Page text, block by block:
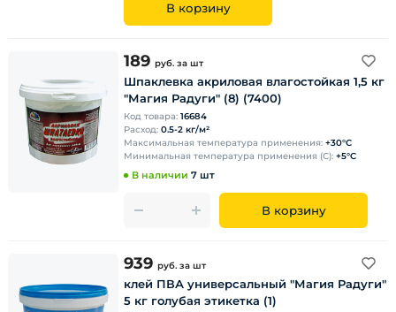
В корзину
189 руб. за шт
Шпаклевка акриловая влагостойкая 1,5 кг
"Магия Радуги" (8) (7400)
Код товара: 16684
Расход: 0.5-2 кг/м²
Максимальная температура применения: +30°С
Минимальная температура применения (С): +5°С
В наличии 7 шт
В корзину
939 руб. за шт
клей ПВА универсальный "Магия Радуги"
5 кг голубая этикетка (1)